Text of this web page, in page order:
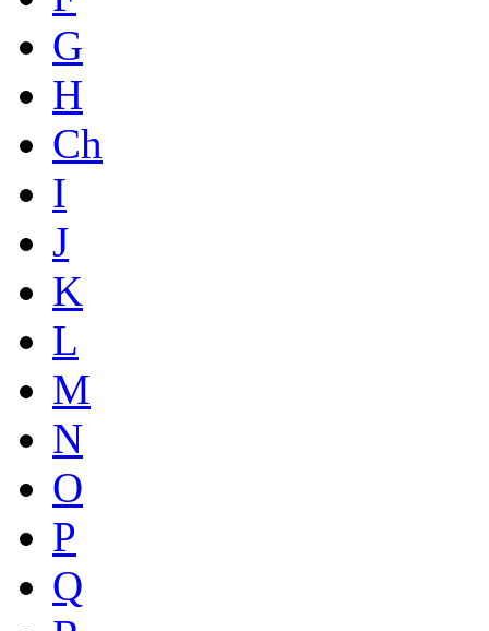
G
H
Ch
I
J
K
L
M
N
O
P
Q